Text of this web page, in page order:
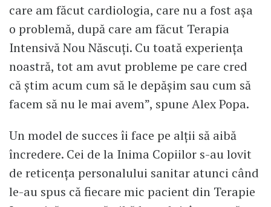
care am făcut cardiologia, care nu a fost așa
o problemă, după care am făcut Terapia
Intensivă Nou Născuți. Cu toată experiența
noastră, tot am avut probleme pe care cred
că știm acum cum să le depășim sau cum să
facem să nu le mai avem”, spune Alex Popa.
Un model de succes îi face pe alții să aibă
încredere. Cei de la Inima Copiilor s-au lovit
de reticența personalului sanitar atunci când
le-au spus că fiecare mic pacient din Terapie